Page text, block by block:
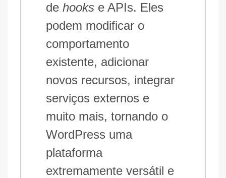
de hooks e APIs. Eles
podem modificar o
comportamento
existente, adicionar
novos recursos, integrar
serviços externos e
muito mais, tornando o
WordPress uma
plataforma
extremamente versátil e